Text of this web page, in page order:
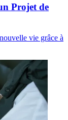
Projet de
vie grâce à